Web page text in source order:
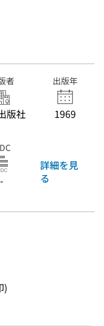
者
版社
出版年
1969
-
詳細を見
る
)